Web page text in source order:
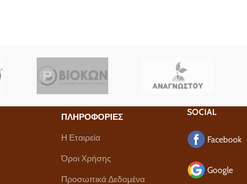
ΠΛΗΡΟΦΟΡΙΕΣ
Η Εταιρεία
Όροι Χρήσης
Προσωπικά Δεδομένα
SOCIAL
Facebook
Google